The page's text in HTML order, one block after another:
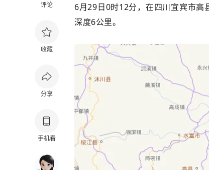
评论
收藏
分享
手机看
6月29日0时12分，在四川宜宾市
深度6公里。